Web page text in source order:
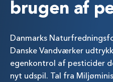
brugen af
Danmarks
Danske Vandværker
egenkontrol af pesticider
nyt udspil. Tal fra